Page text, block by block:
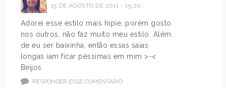
15 DE AGOSTO DE 2011 - 15:20
Adorei esse estilo mais hipie, porém gosto
nos outros, não faz muito meu estilo. Além
de eu ser baixinha, então essas saias
longas iam ficar péssimas em mim >-<
Beijos
RESPONDER ESSE COMENTÁRIO